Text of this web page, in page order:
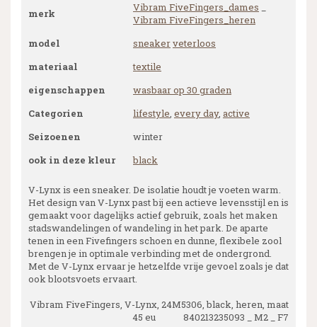
merk Vibram FiveFingers_dames
Vibram FiveFingers_heren
model
sneakerveterloos
materiaal
textile
eigenschappen
wasbaar op 30 graden
Categorien
lifestyle, every day, active
Seizoenen
winter
ook in deze kleur
black
V-Lynx is een sneaker. De isolatie houdt je voeten warm.
Het design van V-Lynx past bij een actieve levensstijl en is
gemaakt voor dagelijks actief gebruik, zoals het maken
stadswandelingen of wandeling in het park. De aparte
tenen in een Fivefingers schoen en dunne, flexibele zool
brengen je in optimale verbinding met de ondergrond.
Met de V-Lynx ervaar je hetzelfde vrije gevoel zoals je dat
ook blootsvoets ervaart.
Vibram FiveFingers, V-Lynx, 24M5306, black, heren, maat
45 eu 840213235093 _ M2 _ F7